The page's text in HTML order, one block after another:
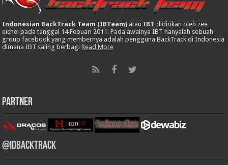
Indonesian BackTrack Team (IBTeam) atau IBT didirikan oleh zee
eichel pada tanggal 14 Febuari 2011. Pada awalnya IBT hanyalah sebuah
group facebook yang membernya adalah pengguna BackTrack di Indonesia
dimana IBT saling berbagiRead More
Partner
@IDBackTrack